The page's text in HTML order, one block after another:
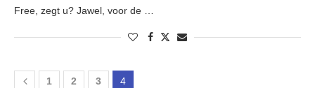
Free, zegt u? Jawel, voor de …
1 2 3 4